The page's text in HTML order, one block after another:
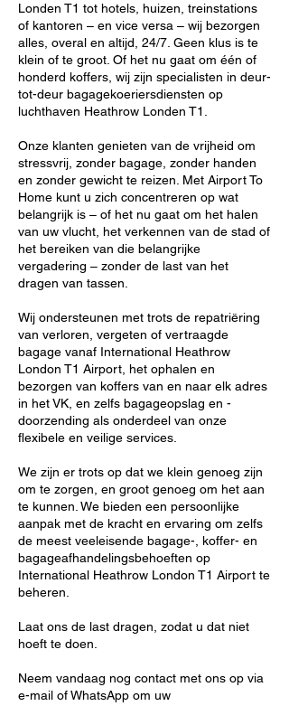
Londen T1 tot hotels, huizen, treinstations
of kantoren – en vice versa – wij bezorgen
alles, overal en altijd, 24/7. Geen klus is te
klein of te groot. Of het nu gaat om één of
honderd koffers, wij zijn specialisten in deur-
tot-deur bagagekoeriersdiensten op
luchthaven Heathrow Londen T1.
Onze klanten genieten van de vrijheid om
stressvrij, zonder bagage, zonder handen
en zonder gewicht te reizen. Met Airport To
Home kunt u zich concentreren op wat
belangrijk is – of het nu gaat om het halen
van uw vlucht, het verkennen van de stad of
het bereiken van die belangrijke
vergadering – zonder de last van het
dragen van tassen.
Wij ondersteunen met trots de repatriëring
van verloren, vergeten of vertraagde
bagage vanaf International Heathrow
London T1 Airport, het ophalen en
bezorgen van koffers van en naar elk adres
in het VK, en zelfs bagageopslag en -
doorzending als onderdeel van onze
flexibele en veilige services.
We zijn er trots op dat we klein genoeg zijn
om te zorgen, en groot genoeg om het aan
te kunnen. We bieden een persoonlijke
aanpak met de kracht en ervaring om zelfs
de meest veeleisende bagage-, koffer- en
bagageafhandelingsbehoeften op
International Heathrow London T1 Airport te
beheren.
Laat ons de last dragen, zodat u dat niet
hoeft te doen.
Neem vandaag nog contact met ons op via
e-mail of WhatsApp om uw